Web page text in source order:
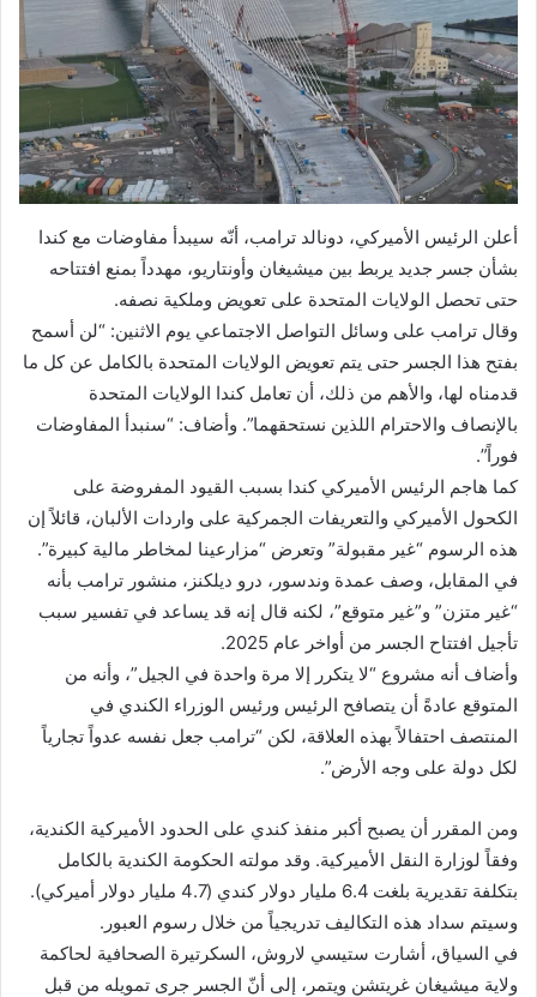
أعلن الرئيس الأميركي، دونالد ترامب، أنّه سيبدأ مفاوضات مع كندا
بشأن جسر جديد يربط بين ميشيغان وأونتاريو، مهدداً بمنع افتتاحه
حتى تحصل الولايات المتحدة على تعويض وملكية نصفه.
وقال ترامب على وسائل التواصل الاجتماعي يوم الاثنين: “لن أسمح
بفتح هذا الجسر حتى يتم تعويض الولايات المتحدة بالكامل عن كل ما
قدمناه لها، والأهم من ذلك، أن تعامل كندا الولايات المتحدة
بالإنصاف والاحترام اللذين نستحقهما”. وأضاف: “سنبدأ المفاوضات
فوراً”.
كما هاجم الرئيس الأميركي كندا بسبب القيود المفروضة على
الكحول الأميركي والتعريفات الجمركية على واردات الألبان، قائلاً إن
هذه الرسوم “غير مقبولة” وتعرض “مزارعينا لمخاطر مالية كبيرة”.
في المقابل، وصف عمدة وندسور، درو ديلكنز، منشور ترامب بأنه
“غير متزن” و”غير متوقع”، لكنه قال إنه قد يساعد في تفسير سبب
تأجيل افتتاح الجسر من أواخر عام 2025.
وأضاف أنه مشروع “لا يتكرر إلا مرة واحدة في الجيل”، وأنه من
المتوقع عادةً أن يتصافح الرئيس ورئيس الوزراء الكندي في
المنتصف احتفالاً بهذه العلاقة، لكن “ترامب جعل نفسه عدواً تجارياً
لكل دولة على وجه الأرض”.
ومن المقرر أن يصبح أكبر منفذ كندي على الحدود الأميركية الكندية،
وفقاً لوزارة النقل الأميركية. وقد مولته الحكومة الكندية بالكامل
بتكلفة تقديرية بلغت 6.4 مليار دولار كندي (4.7 مليار دولار أميركي).
وسيتم سداد هذه التكاليف تدريجياً من خلال رسوم العبور.
في السياق، أشارت ستيسي لاروش، السكرتيرة الصحافية لحاكمة
ولاية ميشيغان غريتشن ويتمر، إلى أنّ الجسر جرى تمويله من قبل